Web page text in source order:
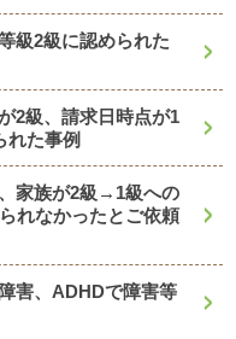
級2級に認められた
2級、請求日時点が1
れた事例
家族が2級→1級への
れなかったとご依頼
害、ADHDで障害等